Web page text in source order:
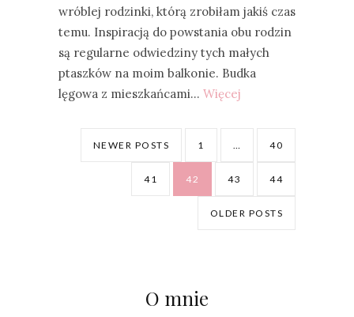
wróblej rodzinki, którą zrobiłam jakiś czas
temu. Inspiracją do powstania obu rodzin
są regularne odwiedziny tych małych
ptaszków na moim balkonie. Budka
lęgowa z mieszkańcami… Więcej
NEWER POSTS 1 … 40
41 42 43 44
OLDER POSTS
O mnie